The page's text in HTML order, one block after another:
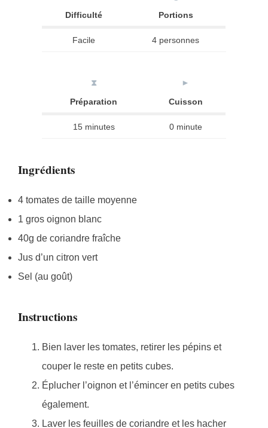
Difficulté
Portions
Facile 4 personnes
⧗
Préparation
►
Cuisson
15 minutes 0 minute
Ingrédients
4 tomates de taille moyenne
1 gros oignon blanc
40g de coriandre fraîche
Jus d’un citron vert
Sel (au goût)
Instructions
Bien laver les tomates, retirer les pépins et
couper le reste en petits cubes.
Éplucher l’oignon et l’émincer en petits cubes
également.
Laver les feuilles de coriandre et les hacher